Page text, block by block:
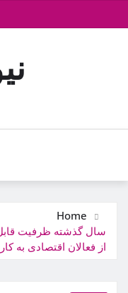
to
Home
سال گذشته ظرفیت
از فعالان اقتصادی به